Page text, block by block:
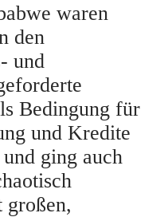
waren
den
und
Bedingung für
und Kredite
ging auch
großen,